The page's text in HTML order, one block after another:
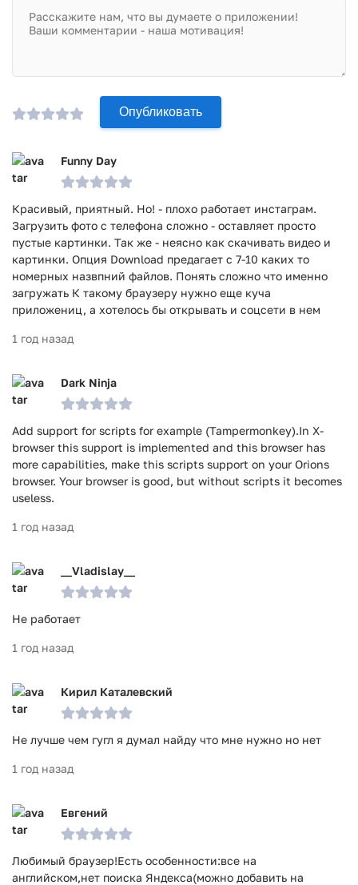
Приложение Orions - Privacy Browser прошло проверку
Опубликовать
Funny Day
Красивый, приятный. Но! - плохо работает инстаграм.
Загрузить фото с телефона сложно - оставляет просто
пустые картинки. Так же - неясно как скачивать видео и
картинки. Опция Download предагает с 7-10 каких то
номерных назвпний файлов. Понять сложно что именно
загружать К такому браузеру нужно еще куча
приложениц, а хотелось бы открывать и соцсети в нем
1 год назад
Dark Ninja
Add support for scripts for example (Tampermonkey).In X-
browser this support is implemented and this browser has
more capabilities, make this scripts support on your Orions
browser. Your browser is good, but without scripts it becomes
useless.
1 год назад
__Vladislay__
Не работает
1 год назад
Кирил Каталевский
Не лучше чем гугл я думал найду что мне нужно но нет
1 год назад
Евгений
Любимый браузер!Есть особенности:все на
английском,нет поиска Яндекса(можно добавить на